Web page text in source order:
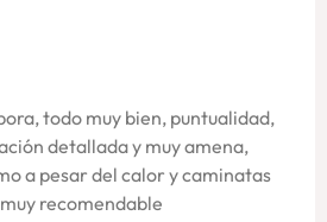
todo muy bien, puntualidad,
detallada y muy amena,
a pesar del calor y caminatas
recomendable